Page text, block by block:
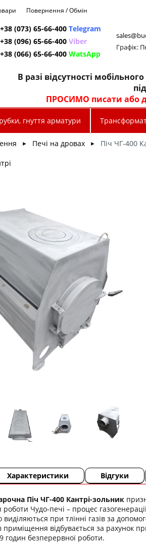
Повернення / Обмін
+38 (073) 65-66-400 Telegram
+38 (096) 65-66-400 Viber
+38 (066) 65-66-400 WatsApp
Графік:
В разі відсутності
ПРОСИМО писати або
гнуття арматури
► Печі на дровах ► Піч ЧГ-400
Характеристики Відгуки
Піч ЧГ-400 Кантрі-зольник
Чудо-печі – процес
при тлінні газів за
приміщення відбувається за рахунок
годин безперервної роботи.